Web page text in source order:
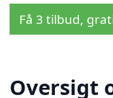
Få 3 tilbud,
Oversigt